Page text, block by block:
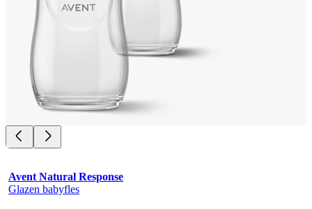
Avent Natural Response
Glazen babyfles